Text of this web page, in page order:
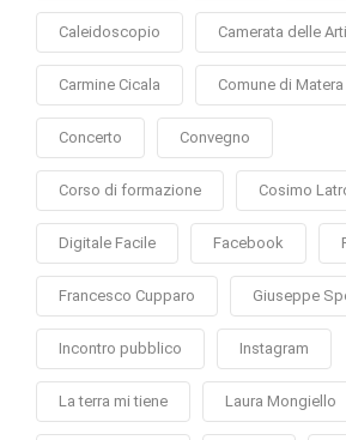
Caleidoscopio Camerata delle Arti
Carmine Cicala Comune di Matera
Concerto Convegno
Corso di formazione Cosimo
Digitale Facile Facebook
Francesco Cupparo Giuseppe
Incontro pubblico Instagram
La terra mi tiene Laura Mongiello